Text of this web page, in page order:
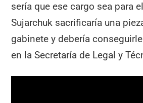
sería que ese cargo sea para
Sujarchuk sacrificaría una
gabinete y debería
en la Secretaría de Legal y